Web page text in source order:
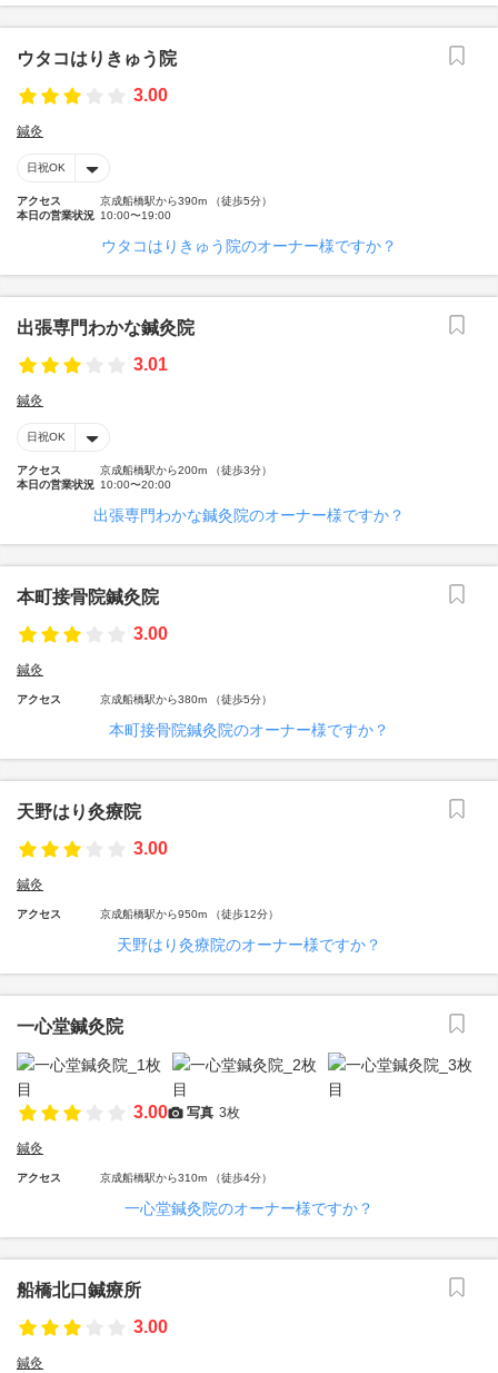
ウタコはりきゅう院
3.00
鍼灸
日祝OK
アクセス
京成船橋駅から390m （徒歩5分）
本日の営業状況 10:00〜19:00
ウタコはりきゅう院のオーナー様ですか？
出張専門わかな鍼灸院
3.01
鍼灸
日祝OK
アクセス
京成船橋駅から200m （徒歩3分）
本日の営業状況 10:00〜20:00
出張専門わかな鍼灸院のオーナー様ですか？
本町接骨院鍼灸院
3.00
鍼灸
アクセス 京成船橋駅から380m （徒歩5分）
本町接骨院鍼灸院のオーナー様ですか？
天野はり灸療院
3.00
鍼灸
アクセス 京成船橋駅から950m （徒歩12分）
天野はり灸療院のオーナー様ですか？
一心堂鍼灸院
3.00 写真 3枚
鍼灸
アクセス 京成船橋駅から310m （徒歩4分）
一心堂鍼灸院のオーナー様ですか？
船橋北口鍼療所
3.00
鍼灸